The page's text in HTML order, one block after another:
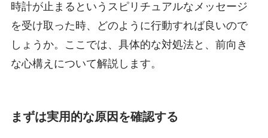
時計が止まるというスピリチュアルなメッセージ
を受け取った時、どのように行動すれば良いので
しょうか。ここでは、具体的な対処法と、前向き
な心構えについて解説します。
まずは実用的な原因を確認する